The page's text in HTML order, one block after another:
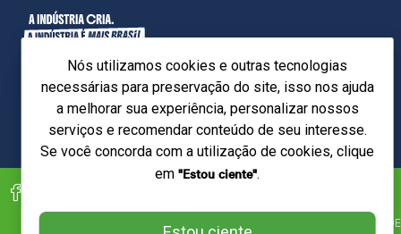
Facebook
(Twitter)sesi
SESI
sesi
sesi
Sesi
POLÍTICA DE PRIVACIDADE
Nós utilizamos cookies e outras tecnologias
necessárias para preservação do site, isso nos ajuda
a melhorar sua experiência, personalizar nossos
serviços e recomendar conteúdo de seu interesse.
Se você concorda com a utilização de cookies, clique
em "Estou ciente".